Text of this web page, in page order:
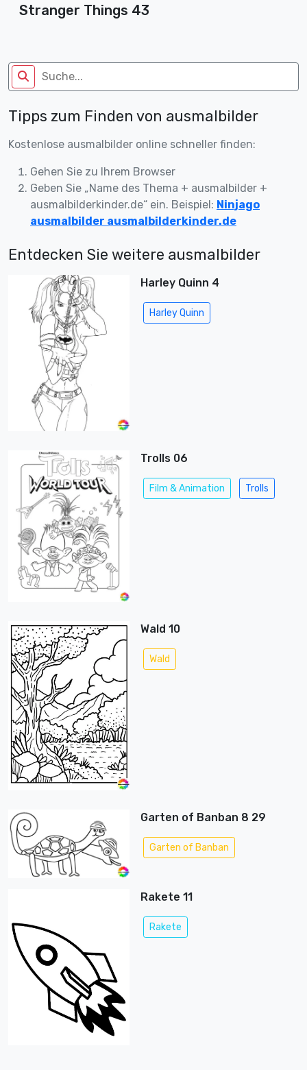
Stranger Things 43
Tipps zum Finden von ausmalbilder
Kostenlose ausmalbilder online schneller finden:
Gehen Sie zu Ihrem Browser
Geben Sie „Name des Thema + ausmalbilder +
ausmalbilderkinder.de“ ein. Beispiel: Ninjago
ausmalbilder ausmalbilderkinder.de
Entdecken Sie weitere ausmalbilder
Harley Quinn 4
Harley Quinn
Trolls 06
Film & Animation Trolls
Wald 10
Wald
Garten of Banban 8 29
Garten of Banban
Rakete 11
Rakete